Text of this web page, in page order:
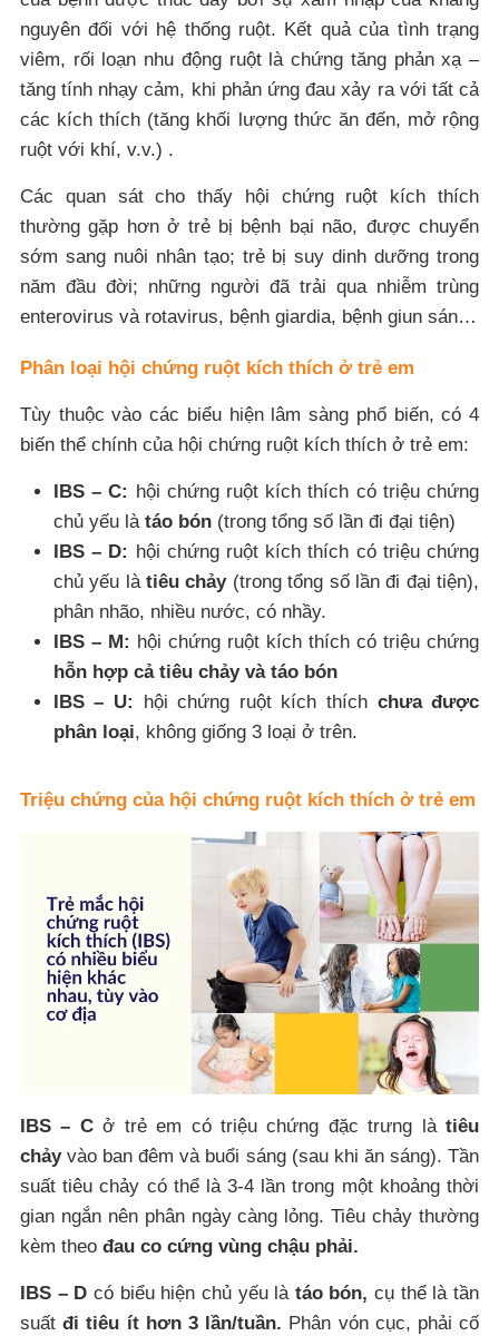
nguyên đối với hệ thống ruột. Kết quả của tình trạng
viêm, rối loạn nhu động ruột là chứng tăng phản xạ –
tăng tính nhạy cảm, khi phản ứng đau xảy ra với tất cả
các kích thích (tăng khối lượng thức ăn đến, mở rộng
ruột với khí, v.v.) .
Các quan sát cho thấy hội chứng ruột kích thích
thường gặp hơn ở trẻ bị bệnh bại não, được chuyển
sớm sang nuôi nhân tạo; trẻ bị suy dinh dưỡng trong
năm đầu đời; những người đã trải qua nhiễm trùng
enterovirus và rotavirus, bệnh giardia, bệnh giun sán…
Phân loại hội chứng ruột kích thích ở trẻ em
Tùy thuộc vào các biểu hiện lâm sàng phổ biến, có 4
biến thể chính của hội chứng ruột kích thích ở trẻ em:
IBS – C: hội chứng ruột kích thích có triệu chứng
chủ yếu là táo bón(trong tổng số lần đi đại tiện)
IBS – D: hội chứng ruột kích thích có triệu chứng
chủ yếu làtiêu chảy(trong tổng số lần đi đại tiện),
phân nhão, nhiều nước, có nhầy.
IBS – M: hội chứng ruột kích thích có triệu chứng
hỗn hợp cả tiêu chảy và táo bón
IBS – U:
hội chứng ruột kích thích chưa được
phân loại, không giống 3 loại ở trên.
Triệu chứng của hội chứng ruột kích thích ở trẻ em
IBS – Cở trẻ em có triệu chứng đặc trưng làtiêu
chảyvào ban đêm và buổi sáng (sau khi ăn sáng). Tần
suất tiêu chảy có thể là 3-4 lần trong một khoảng thời
gian ngắn nên phân ngày càng lỏng. Tiêu chảy thường
kèm theođau co cứng vùng chậu phải.
IBS – D có biểu hiện chủ yếu là táo bón,cụ thể là tần
suấtđi tiêu ít hơn 3 lần/tuần. Phân vón cục, phải cố